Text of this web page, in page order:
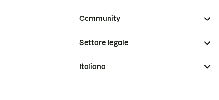
Community
Settore legale
Italiano